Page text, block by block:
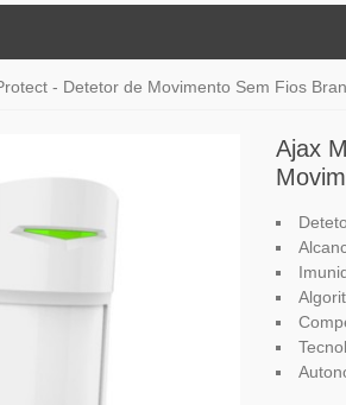
- Detetor de Movimento Sem Fios
Ajax